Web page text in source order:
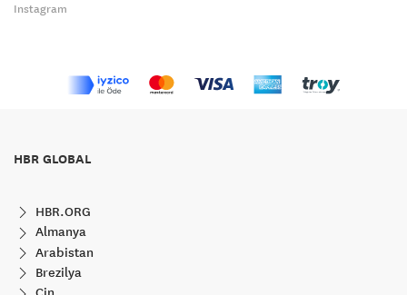
Instagram
HBR GLOBAL
HBR.ORG
Almanya
Arabistan
Brezilya